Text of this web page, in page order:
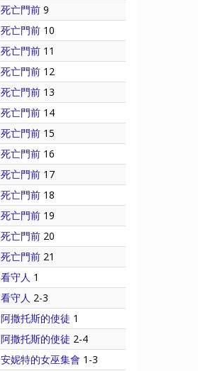
死亡門前 9
死亡門前 10
死亡門前 11
死亡門前 12
死亡門前 13
死亡門前 14
死亡門前 15
死亡門前 16
死亡門前 17
死亡門前 18
死亡門前 19
死亡門前 20
死亡門前 21
看守人 1
看守人 2-3
阿撒托斯的使徒 1
阿撒托斯的使徒 2-4
安妮特的女巫集會 1-3